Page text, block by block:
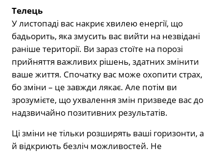
Телець
У листопаді вас накриє хвилею енергії, що
бадьорить, яка змусить вас вийти на незвідані
раніше території. Ви зараз стоїте на порозі
прийняття важливих рішень, здатних змінити
ваше життя. Спочатку вас може охопити страх,
бо зміни – це завжди лякає. Але потім ви
зрозумієте, що ухвалення змін призведе вас до
надзвичайно позитивних результатів.
Ці зміни не тільки розширять ваші горизонти, а
й відкриють безліч можливостей. Не